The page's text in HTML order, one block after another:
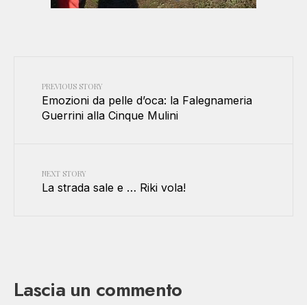
PREVIOUS STORY
Emozioni da pelle d’oca: la Falegnameria
Guerrini alla Cinque Mulini
NEXT STORY
La strada sale e … Riki vola!
Lascia un commento